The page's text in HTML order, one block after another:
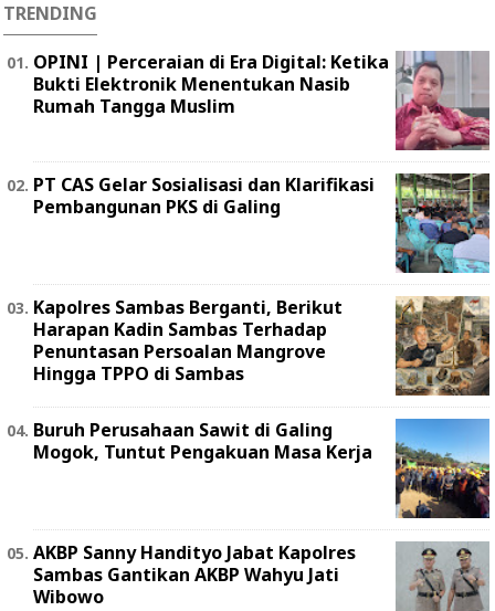
TRENDING
OPINI | Perceraian di Era Digital: Ketika
Bukti Elektronik Menentukan Nasib
Rumah Tangga Muslim
PT CAS Gelar Sosialisasi dan Klarifikasi
Pembangunan PKS di Galing
Kapolres Sambas Berganti, Berikut
Harapan Kadin Sambas Terhadap
Penuntasan Persoalan Mangrove
Hingga TPPO di Sambas
Buruh Perusahaan Sawit di Galing
Mogok, Tuntut Pengakuan Masa Kerja
AKBP Sanny Handityo Jabat Kapolres
Sambas Gantikan AKBP Wahyu Jati
Wibowo